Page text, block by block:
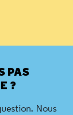
PAS
?
Nous